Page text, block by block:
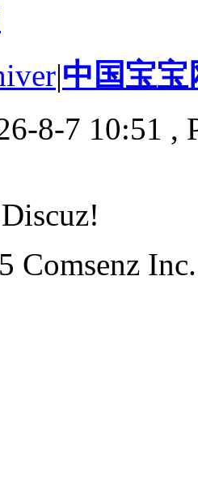
|中国宝宝
8-7 10:51 ,
Discuz!
Comsenz Inc.